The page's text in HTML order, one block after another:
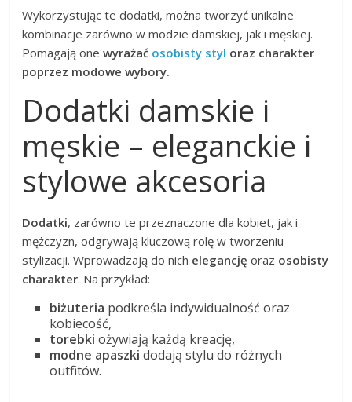
Wykorzystując te dodatki, można tworzyć unikalne
kombinacje zarówno w modzie damskiej, jak i męskiej.
Pomagają onewyrażać osobisty styl oraz charakter
poprzez modowe wybory.
Dodatki damskie i
męskie – eleganckie i
stylowe akcesoria
Dodatki, zarówno te przeznaczone dla kobiet, jak i
mężczyzn, odgrywają kluczową rolę w tworzeniu
stylizacji. Wprowadzają do nich elegancję oraz osobisty
charakter. Na przykład:
biżuteria podkreśla indywidualność oraz
kobiecość,
torebki ożywiają każdą kreację,
modne apaszki dodają stylu do różnych
outfitów.